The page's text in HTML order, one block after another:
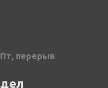
перерыв